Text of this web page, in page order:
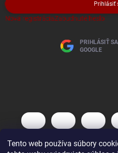
Tento web používa súbory
Prihlásiť
Nová registráciaZabudnuté heslo
PRIHLÁSIŤ
GOOGLE